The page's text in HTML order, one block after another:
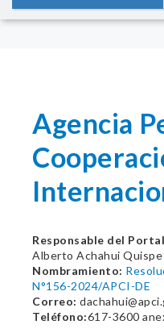
Agencia
Responsable del
Alberto Achahui Quispe
Nombramiento:
N°156-2024/APCI-DE
Correo:
Teléfono:617-3600